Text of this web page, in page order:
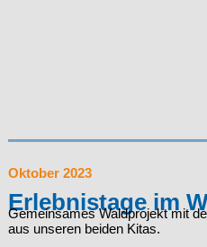
Oktober 2023
Erlebnistage im
Gemeinsames Waldprojekt mit
aus unseren beiden Kitas.